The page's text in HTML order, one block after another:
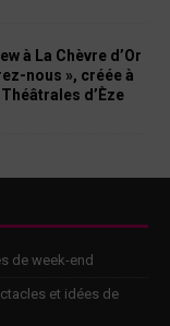
à La Chèvre d’Or
nous », créée à
d’Èze
de week-end
et idées de